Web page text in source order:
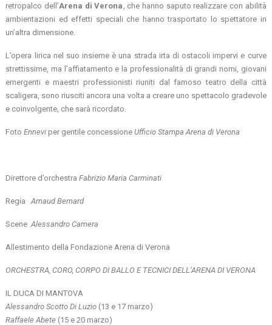
retropalco dell’Arena di Verona , che hanno saputo realizzare con abilità
ambientazioni ed effetti speciali che hanno trasportato lo spettatore in
un’altra dimensione.
L’opera lirica nel suo insieme è una strada irta di ostacoli impervi e curve
strettissime, ma l’affiatamento e la professionalità di grandi nomi, giovani
emergenti e maestri professionisti riuniti dal famoso teatro della città
scaligera, sono riusciti ancora una volta a creare uno spettacolo gradevole
e coinvolgente, che sarà ricordato.
FotoEnnevi per gentile concessioneUfficio Stampa Arena di Verona
Direttore d’orchestraFabrizio Maria Carminati
RegiaArnaud Bernard
Scene Alessandro Camera
Allestimento della Fondazione Arena di Verona
ORCHESTRA, CORO, CORPO DI BALLO E TECNICI DELL’ARENA DI VERONA
IL DUCA DI MANTOVA
Alessandro Scotto Di Luzio (13 e 17 marzo)
Raffaele Abete (15 e 20 marzo)